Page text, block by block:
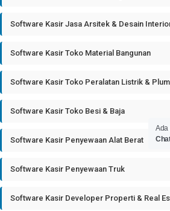
Software Kasir Jasa Arsitek & Desain
Software Kasir Toko Material Bangunan
Software Kasir Toko Peralatan Listrik &
Software Kasir Toko Besi & Baja
Software Kasir Penyewaan Alat Berat
Software Kasir Penyewaan Truk
Software Kasir Developer Properti & Real
Ada